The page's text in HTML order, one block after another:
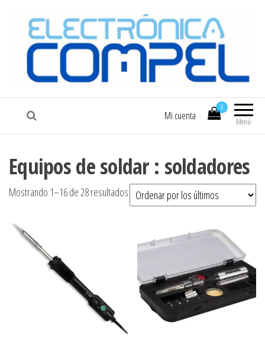
COMPEL Electrónica COMPEL
Menú
0
Mi cuenta
Equipos de soldar : soldadores
Mostrando 1–16 de 28 resultados Ordenado por los últimos